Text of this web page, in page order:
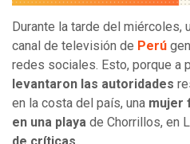
Durante la tarde del miércoles,
canal de televisión de Perú
redes sociales. Esto, porque a
levantaron las autoridades
en la costa del país, una mujer
en una playa de Chorrillos, en